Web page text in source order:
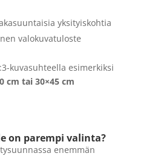
yksityiskohtia
valokuvatuloste
kuvasuhteella esimerkiksi
cm tai 30×45 cm
on parempi valinta?
enemmän